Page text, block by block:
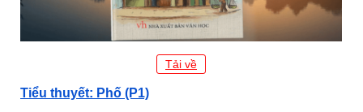
Tải về
Tiểu thuyết: Phố (P1)